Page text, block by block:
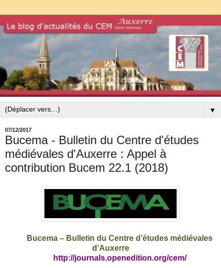
▼
07/12/2017
Bucema - Bulletin du Centre d'études
médiévales d'Auxerre : Appel à
contribution Bucem 22.1 (2018)
Bucema – Bulletin du Centre d’études médiévales
d’Auxerre
http://journals.openedition.org/cem/